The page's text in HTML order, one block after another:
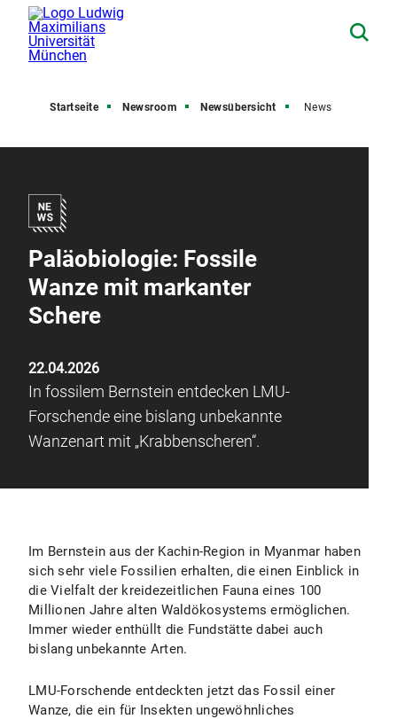
Startseite Newsroom Newsübersicht News
Paläobiologie: Fossile
Wanze mit markanter
Schere
22.04.2026
In fossilem Bernstein entdecken LMU-
Forschende eine bislang unbekannte
Wanzenart mit „Krabbenscheren“.
Im Bernstein aus der Kachin-Region in Myanmar haben
sich sehr viele Fossilien erhalten, die einen Einblick in
die Vielfalt der kreidezeitlichen Fauna eines 100
Millionen Jahre alten Waldökosystems ermöglichen.
Immer wieder enthüllt die Fundstätte dabei auch
bislang unbekannte Arten.
LMU-Forschende entdeckten jetzt das Fossil einer
Wanze, die ein für Insekten ungewöhnliches